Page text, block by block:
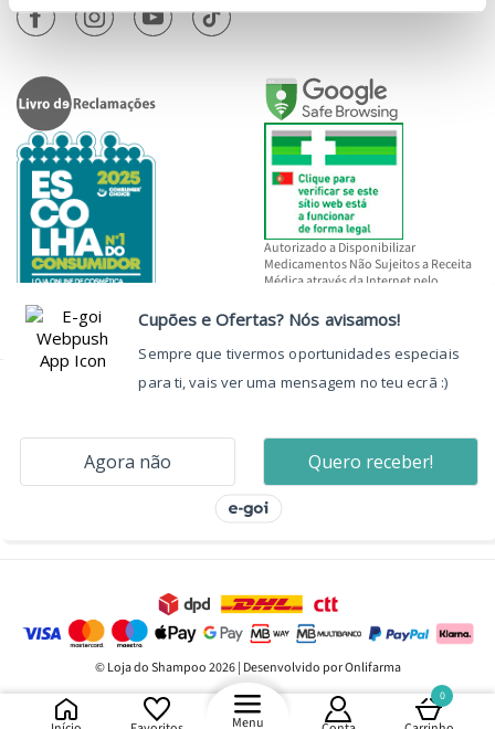
Menu
0
Autorizado a Disponibilizar
Medicamentos Não Sujeitos a Receita
Médica através da Internet pelo
© Loja do Shampoo 2026 | Desenvolvido por Onlifarma